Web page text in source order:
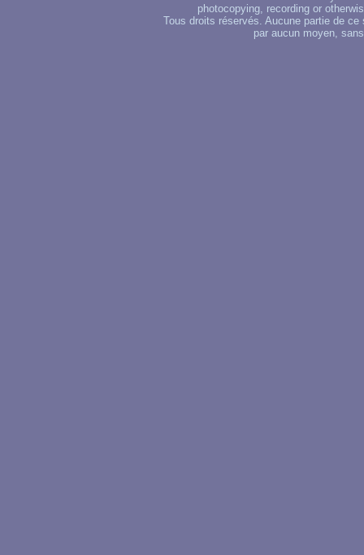
photocopying, recording or
Tous droits réservés. Aucune partie de
par aucun moyen,